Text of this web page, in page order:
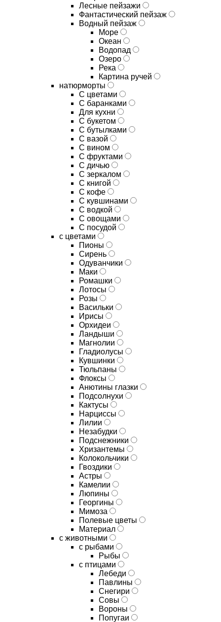
Лесные пейзажи
Фантастический пейзаж
Водный пейзаж
Море
Океан
Водопад
Озеро
Река
Картина ручей
натюрморты
С цветами
С баранками
Для кухни
C букетом
C бутылками
C вазой
C вином
C фруктами
C дичью
C зеркалом
C книгой
C кофе
C кувшинами
C водкой
C овощами
C посудой
с цветами
Пионы
Сирень
Одуванчики
Маки
Ромашки
Лотосы
Розы
Васильки
Ирисы
Орхидеи
Ландыши
Магнолии
Гладиолусы
Кувшинки
Тюльпаны
Флоксы
Анютины глазки
Подсолнухи
Кактусы
Нарциссы
Лилии
Незабудки
Подснежники
Хризантемы
Колокольчики
Гвоздики
Астры
Камелии
Люпины
Георгины
Мимоза
Полевые цветы
Материал
с животными
с рыбами
Рыбы
с птицами
Лебеди
Павлины
Снегири
Совы
Вороны
Попугаи